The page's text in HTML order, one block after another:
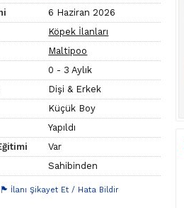
6 Haziran 2026
Köpek İlanları
Maltipoo
0 - 3 Aylık
Dişi & Erkek
Küçük Boy
Yapıldı
Var
Sahibinden
İlanı Şikayet Et / Hata Bildir